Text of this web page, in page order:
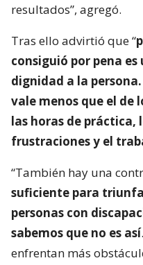
resultados”, agregó.
Tras ello advirtió que “
consiguió por pena
dignidad a la
vale menos que el de
las horas de práctica,
frustraciones y el
“También hay una
suficiente para
personas con
sabemos que no es así
enfrentan más